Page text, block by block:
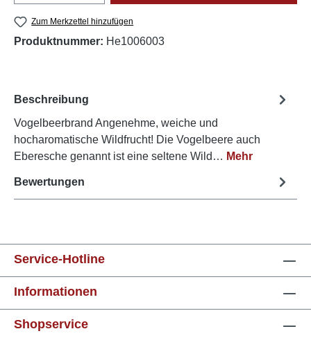
Zum Merkzettel hinzufügen
Produktnummer: He1006003
Beschreibung
Vogelbeerbrand Angenehme, weiche und
hocharomatische Wildfrucht! Die Vogelbeere auch
Eberesche genannt ist eine seltene Wild… Mehr
Bewertungen
Service-Hotline
Informationen
Shopservice